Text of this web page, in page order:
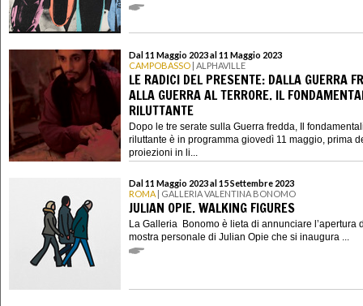
Dal 11 Maggio 2023 al 11 Maggio 2023
CAMPOBASSO | ALPHAVILLE
LE RADICI DEL PRESENTE: DALLA GUERRA
ALLA GUERRA AL TERRORE. IL
RILUTTANTE
Dopo le tre serate sulla Guerra fredda, Il
riluttante è in programma giovedì 11 maggio, prima
proiezioni in li...
Dal 11 Maggio 2023 al 15 Settembre 2023
ROMA | GALLERIA VALENTINA BONOMO
JULIAN OPIE. WALKING FIGURES
La Galleria Bonomo è lieta di annunciare l’apertura
mostra personale di Julian Opie che si inaugura ...